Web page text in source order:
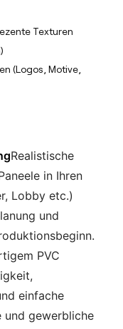
Texturen
(Logos, Motive,
Realistische
in Ihren
Lobby etc.)
und
PVC
einfache
und gewerbliche